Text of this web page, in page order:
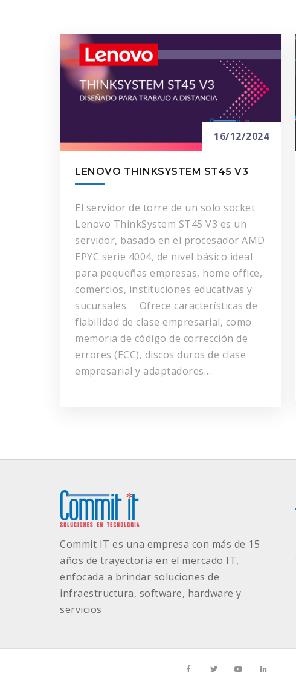
16/12/2024
LENOVO THINKSYSTEM ST45 V3
El servidor de torre de un solo socket
Lenovo ThinkSystem ST45 V3 es un
servidor, basado en el procesador AMD
EPYC serie 4004, de nivel básico ideal
para pequeñas empresas, home office,
comercios, instituciones educativas y
sucursales. Ofrece características de
fiabilidad de clase empresarial, como
memoria de código de corrección de
errores (ECC), discos duros de clase
empresarial y adaptadores…
Commit IT es una empresa con más de 15
años de trayectoria en el mercado IT,
enfocada a brindar soluciones de
infraestructura, software, hardware y
servicios